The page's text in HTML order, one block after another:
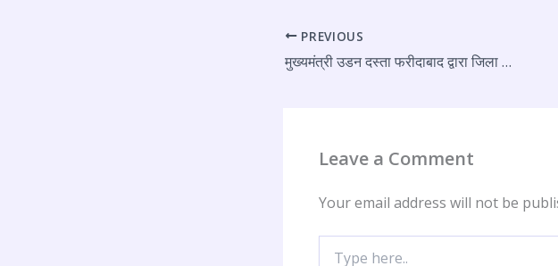
PREVIOUS
मुख्यमंत्री उडन दस्ता फरीदाबाद द्वारा जिला फरीदाबाद क्षेत्र में कपड़े धोने की लॉन्ड्री अवैध चलाई जाने पर मारा छापा
Leave a Comment
Your email address will not be
here..